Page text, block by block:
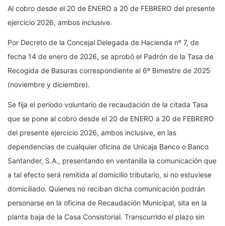
Al cobro desde el 20 de ENERO a 20 de FEBRERO del presente
ejercicio 2026, ambos inclusive.
Por Decreto de la Concejal Delegada de Hacienda nº 7, de
fecha 14 de enero de 2026, se aprobó el Padrón de la Tasa de
Recogida de Basuras correspondiente al 6º Bimestre de 2025
(noviembre y diciembre).
Se fija el período voluntario de recaudación de la citada Tasa
que se pone al cobro desde el 20 de ENERO a 20 de FEBRERO
del presente ejercicio 2026, ambos inclusive, en las
dependencias de cualquier oficina de Unicaja Banco o Banco
Santander, S.A., presentando en ventanilla la comunicación que
a tal efecto será remitida al domicilio tributario, si no estuviese
domiciliado. Quienes no reciban dicha comunicación podrán
personarse en la oficina de Recaudación Municipal, sita en la
planta baja de la Casa Consistorial. Transcurrido el plazo sin